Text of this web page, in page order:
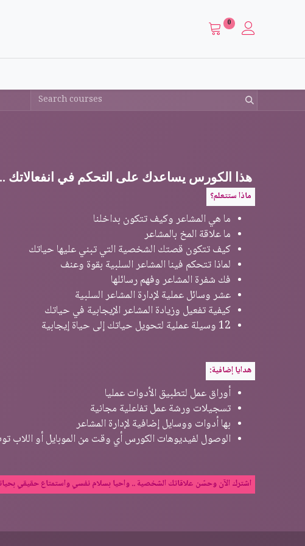
0
هذا الكورس يساعدك على التحكم في انفعالاتك ..
ماذا ستتعلم؟
ما هي المشاعر وكيف تتكون بداخلنا
ما علاقة المخ بالمشاعر
كيف تتكون قصتك الشخصية التي تبني عليها حياتك
لماذا تتحكم فينا المشاعر السلبية بقوة وعنف
فك شفرة المشاعر وفهم رسائلها
عشر وسائل عملية لإدارة المشاعر السلبية
كيفية تفعيل وزيادة المشاعر الإيجابية في حياتك
12 وسيلة عملية لتحويل حياتك إلى حياة إيجابية
هدايا إضافية:
أوراق عمل لتطبيق الأدوات عمليا
تسجيلات ورشة عمل تفاعلية مجانية
بها أدوات ووسايل إضافية لإدارة المشاعر
الوصول لفيديوهات الكورس أي وقت من الموبايل أو اللاب
اشترك الآن وحسّن علاقاتك الشخصية .. واحيا بسلام نفسي واستمتاع حقيقي